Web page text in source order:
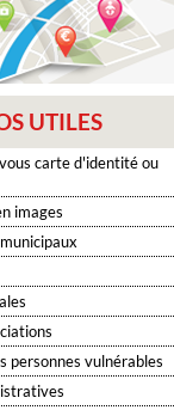
UTILES
carte d'identité ou
images
personnes vulnérables